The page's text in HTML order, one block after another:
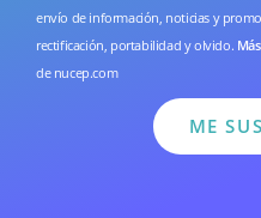
envío de información, noticias y
rectificación, portabilidad y olvido.
de nucep.com
ME